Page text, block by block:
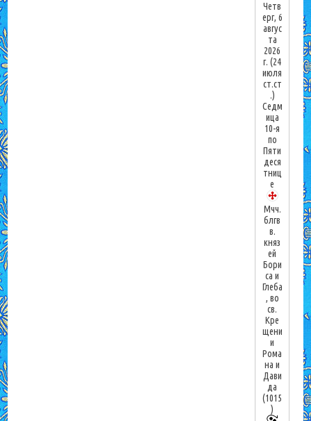
Четв
ерг, 6
авгус
та
2026
г.(24
июля
ст.ст
.)
Седм
ица
10-я
по
Пяти
деся
тниц
е
Мчч.
блгв
в.
княз
ей
Бори
са и
Глеба
, во
св.
Кре
щени
и
Рома
на и
Дави
да
(1015
)